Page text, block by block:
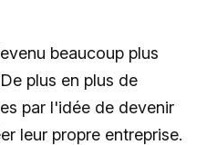
beaucoup plus
plus en plus de
par l'idée de devenir
leur propre entreprise.